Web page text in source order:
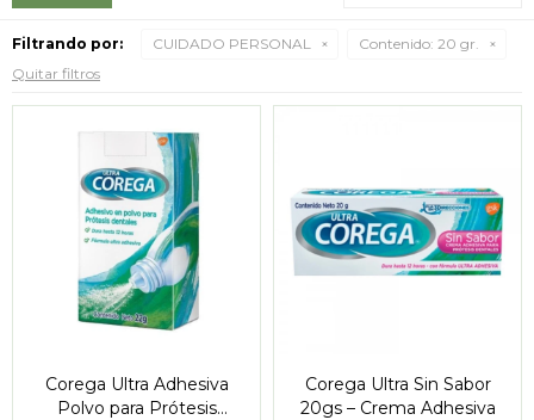
Filtrando por: CUIDADO PERSONAL Contenido: 20 gr.
Quitar filtros
Corega Ultra Adhesiva
Polvo para Prótesis
Corega Ultra Sin Sabor
20gs – Crema Adhesiva